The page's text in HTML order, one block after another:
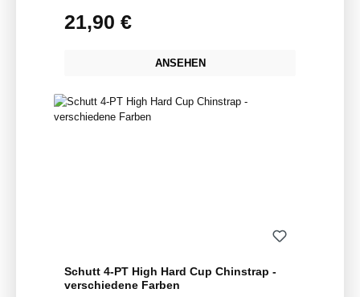
Regulärer Preis:
21,90 €
ANSEHEN
Schutt 4-PT High Hard Cup Chinstrap -
verschiedene Farben